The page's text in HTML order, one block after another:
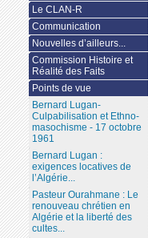
Le CLAN-R
Communication
Nouvelles d’ailleurs...
Commission Histoire et
Réalité des Faits
Points de vue
Bernard Lugan-
Culpabilisation et Ethno-
masochisme - 17 octobre
1961
Bernard Lugan :
exigences locatives de
l’Algérie...
Pasteur Ourahmane : Le
renouveau chrétien en
Algérie et la liberté des
cultes...